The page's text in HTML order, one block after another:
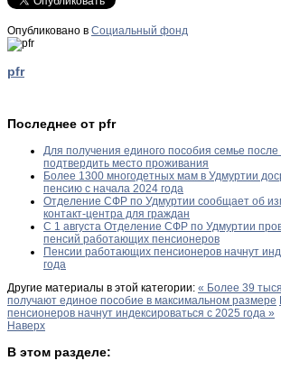
Опубликовано в Социальный фонд
pfr
Последнее от pfr
Для получения единого пособия семье
подтвердить место проживания
Более 1300 многодетных мам в Удмуртии
пенсию с начала 2024 года
Отделение СФР по Удмуртии сообщает об
контакт-центра для граждан
С 1 августа Отделение СФР по Удмуртии
пенсий работающих пенсионеров
Пенсии работающих пенсионеров начнут
года
Другие материалы в этой категории: « Более 39
получают единое пособие в максимальном размере
пенсионеров начнут индексироваться с 2025 года »
Наверх
В этом разделе: